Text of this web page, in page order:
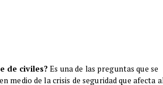
de civiles? Es una de las preguntas que se
medio de la crisis de seguridad que afecta